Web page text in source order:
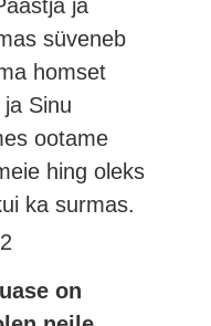
ja
süveneb
homset
Sinu
ootame
hing oleks
ka surmas.
on